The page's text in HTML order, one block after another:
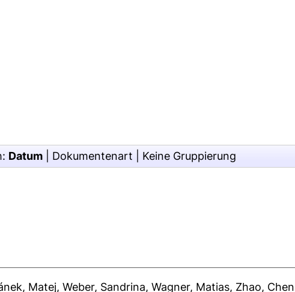
Datum Dokumentenart Keine Gruppierung
Matej,Weber, Sandrina,Wagner, Matias, Zhao, Chen